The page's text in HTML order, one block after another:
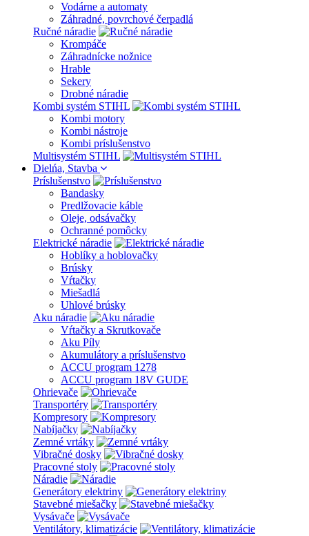
Vodárne a automaty
Záhradné, povrchové čerpadlá
Ručné náradie
Krompáče
Záhradnícke nožnice
Hrable
Sekery
Drobné náradie
Kombi systém STIHL
Kombi motory
Kombi nástroje
Kombi príslušenstvo
Multisystém STIHL
Dielńa, Stavba
Príslušenstvo
Bandasky
Predlžovacie káble
Oleje, odsávačky
Ochranné pomôcky
Elektrické náradie
Hoblíky a hoblovačky
Brúsky
Vŕtačky
Miešadlá
Uhlové brúsky
Aku náradie
Vŕtačky a Skrutkovače
Aku Píly
Akumulátory a príslušenstvo
ACCU program 1278
ACCU program 18V GUDE
Ohrievače
Transportéry
Kompresory
Nabíjačky
Zemné vrtáky
Vibračné dosky
Pracovné stoly
Náradie
Generátory elektriny
Stavebné miešačky
Vysávače
Ventilátory, klimatizácie